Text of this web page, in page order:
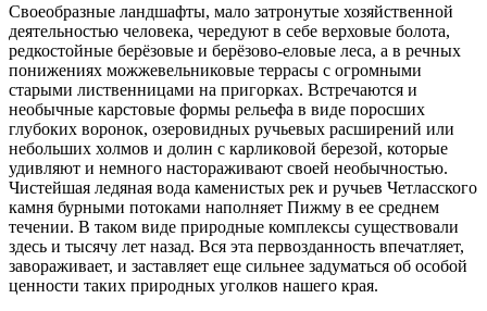
Своеобразные ландшафты, мало затронутые хозяйственной
деятельностью человека, чередуют в себе верховые болота,
редкостойные берёзовые и берёзово-еловые леса, а в речных
понижениях можжевельниковые террасы с огромными
старыми лиственницами на пригорках. Встречаются и
необычные карстовые формы рельефа в виде поросших
глубоких воронок, озеровидных ручьевых расширений или
небольших холмов и долин с карликовой березой, которые
удивляют и немного настораживают своей необычностью.
Чистейшая ледяная вода каменистых рек и ручьев Четласского
камня бурными потоками наполняет Пижму в ее среднем
течении. В таком виде природные комплексы существовали
здесь и тысячу лет назад. Вся эта первозданность впечатляет,
завораживает, и заставляет еще сильнее задуматься об особой
ценности таких природных уголков нашего края.